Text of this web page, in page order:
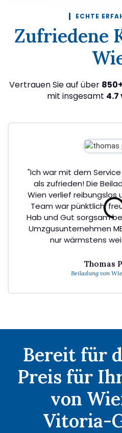
ECHTE
Zufriedene
Vertrauen Sie auf über
mit insgesamt 4.7
"Ich war mit dem
als zufrieden! Die
Wien verlief reibungslos
Team war pünktlich,
Hab und Gut sorgsam
Umzgusunternehmen
nur wärmstens
Thomas
Beiladung von
Bereit für
Preis für
von
Vitoria-